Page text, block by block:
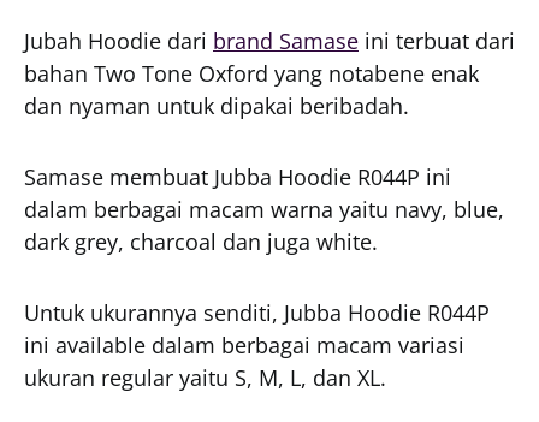
Jubah Hoodie dari brand Samase ini terbuat dari
bahan Two Tone Oxford yang notabene enak
dan nyaman untuk dipakai beribadah.
Samase membuat Jubba Hoodie R044P ini
dalam berbagai macam warna yaitu navy, blue,
dark grey, charcoal dan juga white.
Untuk ukurannya senditi, Jubba Hoodie R044P
ini available dalam berbagai macam variasi
ukuran regular yaitu S, M, L, dan XL.